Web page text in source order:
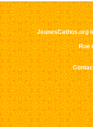
Ce
JeunesCathos.org
Rue